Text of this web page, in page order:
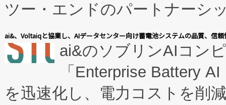
ツー・エンドのパートナーシ
表しました。 同社の実績ある
manufacturing™ (FCCM™) プ
たNeXは、バイオ医薬品製造
従来のフェッドバッチ施設の
ai&、Voltaiqと協業し、AIデータセンター向け蓄電池システムの品質、信
ai&のソブリンAIコン
「Enterprise Battery
を迅速化し、電力コストを削